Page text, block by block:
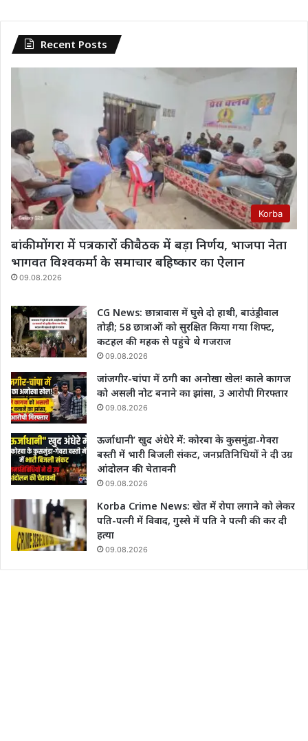
Recent Posts
Korba
बांकी मोंगरा में पत्रकारों की बैठक में बड़ा निर्णय, भाजपा नेता
भागवत विश्वकर्मा के समाचार बहिष्कार का ऐलान
09.08.2026
CG News: छात्रावास में घुसे दो हाथी, बाउंड्रीवाल
तोड़ी; 58 छात्राओं को सुरक्षित किया गया शिफ्ट,
कटहल की महक से पहुंचे थे गजराज
09.08.2026
जांजगीर-चांपा में ठगी का अनोखा खेल! काले कागज
को असली नोट बनाने का झांसा, 3 आरोपी गिरफ्तार
09.08.2026
ऊर्जाधानी’ खुद अंधेरे में: कोरबा के कुसमुंडा-गेवरा
बस्ती में भारी बिजली संकट, जनप्रतिनिधियों ने दी उग्र
आंदोलन की चेतावनी
09.08.2026
Korba Crime News: खेत में रोपा लगाने को लेकर
पति-पत्नी में विवाद, गुस्से में पति ने पत्नी की कर दी
हत्या
09.08.2026